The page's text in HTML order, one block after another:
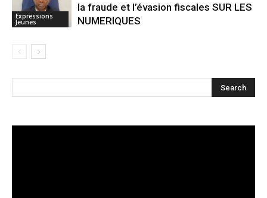
Expressions
Jeunes
la fraude et l’évasion fiscales SUR LES
NUMERIQUES